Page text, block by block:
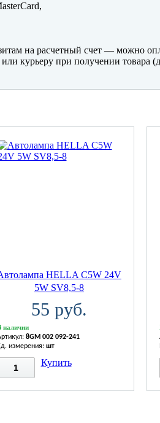
на расчетный счет — можно
курьеру при получении товара
HELLA C5W 24V
5W SV8,5-8
55 руб.
наличии
8GM 002 092-241
измерения: шт
Купить